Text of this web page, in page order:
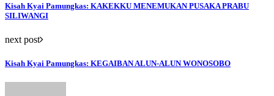
Kisah Kyai Pamungkas: KAKEKKU MENEMUKAN PUSAKA PRABU
SILIWANGI
next post
Kisah Kyai Pamungkas: KEGAIBAN ALUN-ALUN WONOSOBO